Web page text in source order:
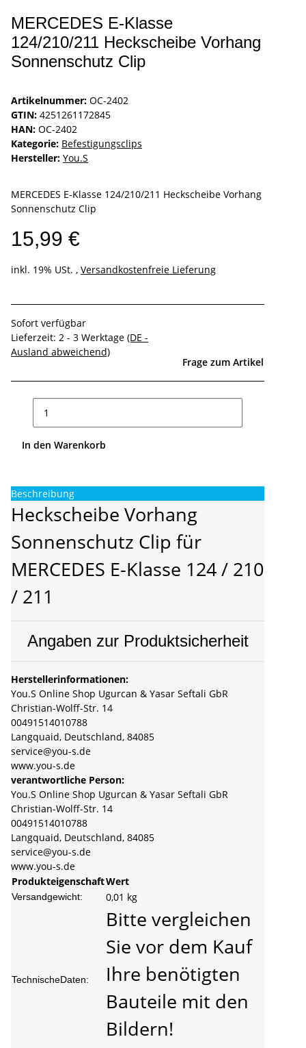
MERCEDES E-Klasse
124/210/211 Heckscheibe Vorhang
Sonnenschutz Clip
Artikelnummer: OC-2402
GTIN: 4251261172845
HAN: OC-2402
Kategorie: Befestigungsclips
Hersteller: You.S
MERCEDES E-Klasse 124/210/211 Heckscheibe Vorhang
Sonnenschutz Clip
15,99 €
inkl. 19% USt. , Versandkostenfreie Lieferung
Sofort verfügbar
Lieferzeit: 2 - 3 Werktage (DE -
Ausland abweichend)
Frage zum Artikel
In den Warenkorb
Beschreibung
Heckscheibe Vorhang
Sonnenschutz Clip für
MERCEDES E-Klasse 124 / 210
/ 211
Angaben zur Produktsicherheit
Herstellerinformationen:
You.S Online Shop Ugurcan & Yasar Seftali GbR
Christian-Wolff-Str. 14
00491514010788
Langquaid, Deutschland, 84085
service@you-s.de
www.you-s.de
verantwortliche Person:
You.S Online Shop Ugurcan & Yasar Seftali GbR
Christian-Wolff-Str. 14
00491514010788
Langquaid, Deutschland, 84085
service@you-s.de
www.you-s.de
ProdukteigenschaftWert
Versandgewicht: 0,01 kg
TechnischeDaten:
Bitte vergleichen
Sie vor dem Kauf
Ihre benötigten
Bauteile mit den
Bildern!